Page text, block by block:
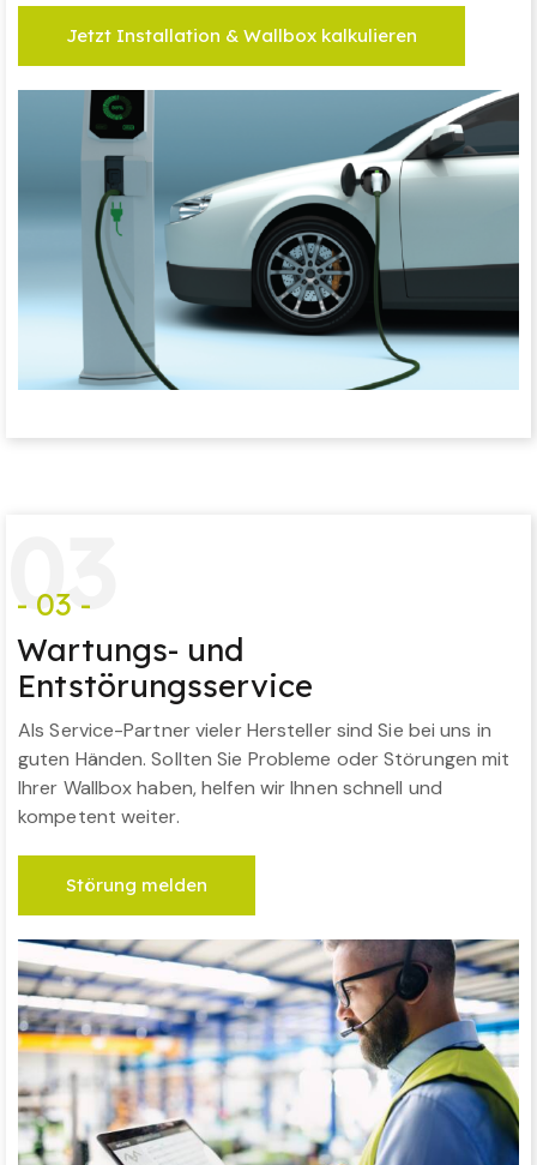
Jetzt Installation & Wallbox kalkulieren
03
- 03 -
Wartungs- und
Entstörungsservice
Als Service-Partner vieler Hersteller sind Sie bei uns in
guten Händen. Sollten Sie Probleme oder Störungen mit
Ihrer Wallbox haben, helfen wir Ihnen schnell und
kompetent weiter.
Störung melden